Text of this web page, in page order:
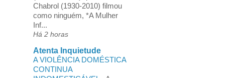
Chabrol (1930-2010) filmou
como ninguém, *A Mulher
Inf...
Há 2 horas
Atenta Inquietude
A VIOLÊNCIA DOMÉSTICA
CONTINUA